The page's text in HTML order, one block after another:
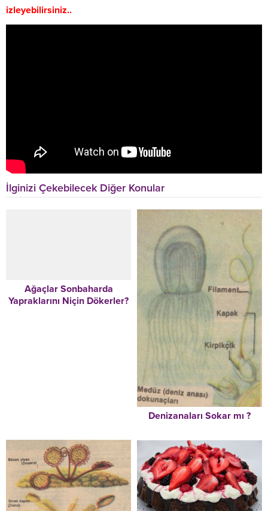
izleyebilirsiniz..
İlginizi Çekebilecek Diğer Konular
Ağaçlar Sonbaharda
Yapraklarını Niçin Dökerler?
Denizanaları Sokar mı ?